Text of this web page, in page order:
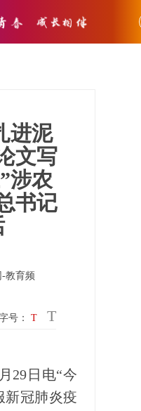
进泥
文写
涉农
书记
教育频
号： T T
29日电“今
新冠肺炎疫